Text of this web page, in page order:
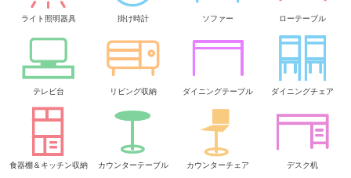
ライト照明器具 掛け時計 ソファー ローテーブル
テレビ台 リビング収納 ダイニングテーブル ダイニングチェア
食器棚＆キッチン収納 カウンターテーブル カウンターチェア デスク机